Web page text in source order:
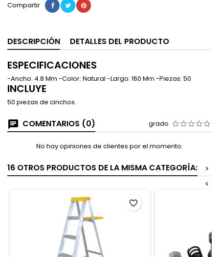
Compartir
DESCRIPCIÓN DETALLES DEL PRODUCTO
ESPECIFICACIONES
-Ancho: 4.8 Mm -Color: Natural -Largo: 160 Mm -Piezas: 50
INCLUYE
50 piezas de cinchos.
COMENTARIOS (0) grado
No hay opiniones de clientes por el momento.
16 OTROS PRODUCTOS DE LA MISMA CATEGORÍA:
>
<
favorite_border